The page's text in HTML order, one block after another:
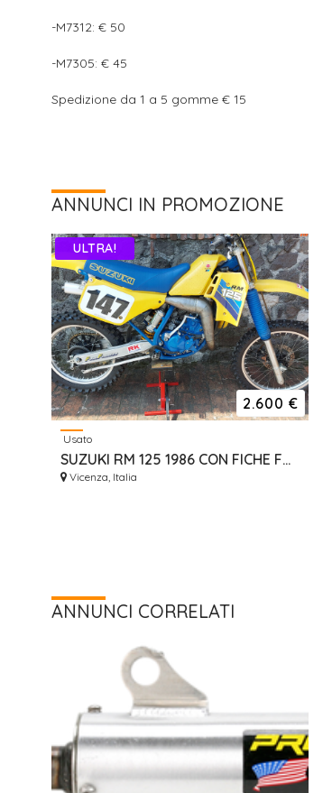
-M7312: € 50
-M7305: € 45
Spedizione da 1 a 5 gomme € 15
ANNUNCI IN PROMOZIONE
2.600 €
ULTRA!
Usato
SUZUKI RM 125 1986 CON FICHE FMI DA VETRINA
Vicenza, Italia
ANNUNCI CORRELATI